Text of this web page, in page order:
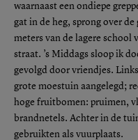
waarnaast een ondiepe
gat in de heg, sprong over de
meters van de lagere school
straat. ’s Middags sloop ik
gevolgd door vriendjes.
grote moestuin aangelegd;
hoge fruitbomen: pruimen,
brandnetels. Achter in de
gebruikten als vuurplaats.